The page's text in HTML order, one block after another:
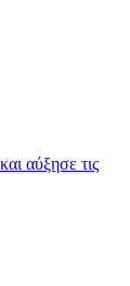
αύξησε τις